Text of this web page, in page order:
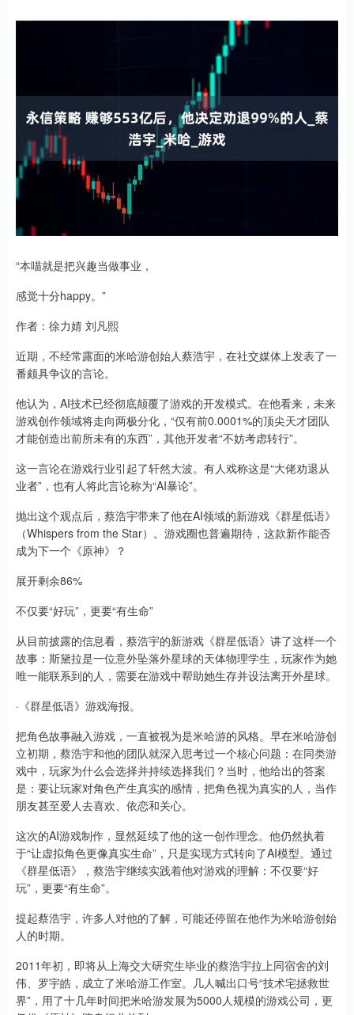
“本喵就是把兴趣当做事业，
感觉十分happy。”
作者：徐力婧 刘凡熙
近期，不经常露面的米哈游创始人蔡浩宇，在社交媒体上发表了一
番颇具争议的言论。
他认为，AI技术已经彻底颠覆了游戏的开发模式。在他看来，未来
游戏创作领域将走向两极分化，“仅有前0.0001%的顶尖天才团队
才能创造出前所未有的东西”，其他开发者“不妨考虑转行”。
这一言论在游戏行业引起了轩然大波。有人戏称这是“大佬劝退从
业者”，也有人将此言论称为“AI暴论”。
抛出这个观点后，蔡浩宇带来了他在AI领域的新游戏《群星低语》
（Whispers from the Star）。游戏圈也普遍期待，这款新作能否
成为下一个《原神》？
展开剩余86%
不仅要“好玩”，更要“有生命”
从目前披露的信息看，蔡浩宇的新游戏《群星低语》讲了这样一个
故事：斯黛拉是一位意外坠落外星球的天体物理学生，玩家作为她
唯一能联系到的人，需要在游戏中帮助她生存并设法离开外星球。
·《群星低语》游戏海报。
把角色故事融入游戏，一直被视为是米哈游的风格。早在米哈游创
立初期，蔡浩宇和他的团队就深入思考过一个核心问题：在同类游
戏中，玩家为什么会选择并持续选择我们？当时，他给出的答案
是：要让玩家对角色产生真实的感情，把角色视为真实的人，当作
朋友甚至爱人去喜欢、依恋和关心。
这次的AI游戏制作，显然延续了他的这一创作理念。他仍然执着
于“让虚拟角色更像真实生命”，只是实现方式转向了AI模型。通过
《群星低语》，蔡浩宇继续实践着他对游戏的理解：不仅要“好
玩”，更要“有生命”。
提起蔡浩宇，许多人对他的了解，可能还停留在他作为米哈游创始
人的时期。
2011年初，即将从上海交大研究生毕业的蔡浩宇拉上同宿舍的刘
伟、罗宇皓，成立了米哈游工作室。几人喊出口号“技术宅拯救世
界”，用了十几年时间把米哈游发展为5000人规模的游戏公司，更